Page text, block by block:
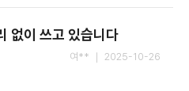
없이 쓰고 있습니다
여** ｜ 2025-10-26